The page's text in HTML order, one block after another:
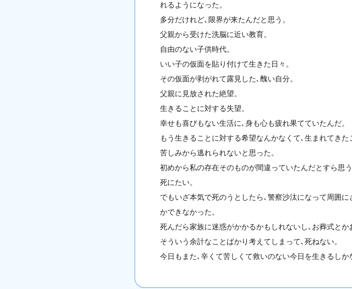
れるようになった。
多分だけれど､限界が来たんだと思う。
父親から受けた洗脳に近い教育。
自由のない子供時代。
いい子の仮面を貼り付けて生きた日々。
その仮面が剥がれて露見した､醜い自分。
父親に見放された絶望。
生きることに対する失望。
幸せも喜びもない生活に､身も心も疲れ果てていたんだ。
もう生きることに対する希望なんかなくて､生まれてき
苦しみから逃れられないと思った。
初めから私の存在そのものが間違っていたんだとすら思う
死にたい。
でもいざ本気で死のうとしたら､警察沙汰になって周囲
かできなかった。
死んだら家族に迷惑がかかるかもしれないし､お葬式とか
そういう余計なことばかり考えてしまって､死ねない。
今日もまた､辛くて苦しくて救いのない今日を生きるしか